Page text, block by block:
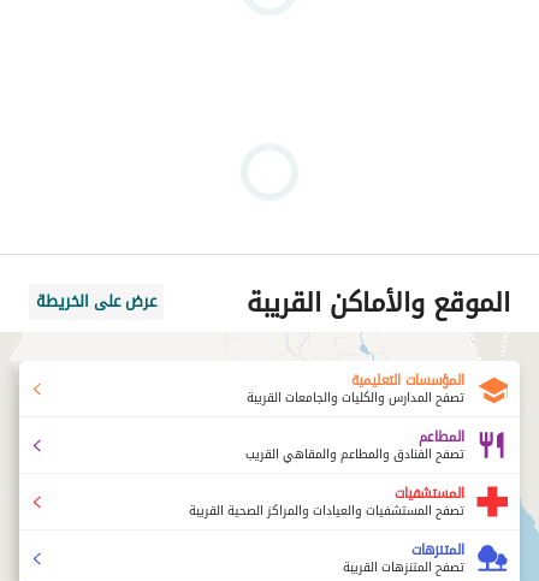
الموقع والأماكن القريبة عرض على الخريطة
المؤسسات التعليمية
تصفح المدارس والكليات والجامعات القريبة
المطاعم
تصفح الفنادق والمطاعم والمقاهي القريب
المستشفيات
تصفح المستشفيات والعيادات والمراكز الصحية القريبة
المتنزهات
تصفح المتنزهات القريبة